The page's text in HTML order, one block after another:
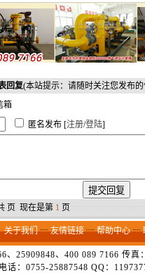
回复(本站提示：请随时关注您发布
箱
匿名发布 [注册/登陆]
页 现在是第 1 页
关于我们┈友情链接┈帮助中心┈
、25909848、400 089 7166 传
话：0755-25887548 QQ：